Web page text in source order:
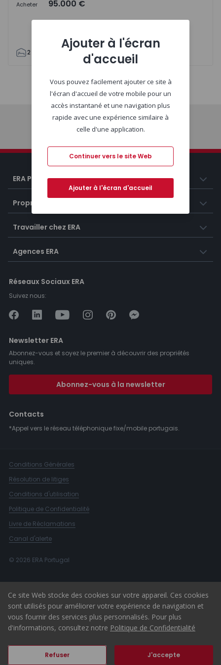
Acheter 95.000 €
2 53 56
Carte Liste
Début
ERA Portugal
Propriétés
Travailler chez ERA
Agences ERA
Réseaux Sociaux ERA
Suivez nous:
Newsletter ERA
Abonnez-vous et soyez le premier à découvrir des propriétés
uniques.
Abonnez-vous à la newsletter
Contacts
*Appel vers le réseau téléphonique fixe/mobile portugais.
Conditions Générales
Résolution de litiges
Conditions d'utilisation
Politique de Confidentialité
Livre de Réclamations
Canal d'alerte
© 2026 ERA Portugal
Ce site Web stocke des cookies sur votre appareil. Ces cookies
sont utilisés pour améliorer votre expérience de navigation et
vous fournir des services plus personnalisés. Pour plus
d'informations, consultez notre Politique de Confidentialité
Refuser J'accepte
Ajouter à l'écran
d'accueil
Vous pouvez facilement ajouter ce site à
l'écran d'accueil de votre mobile pour un
accès instantané et une navigation plus
rapide avec une expérience similaire à
celle d'une application.
Continuer vers le site Web
Ajouter à l'écran d'accueil